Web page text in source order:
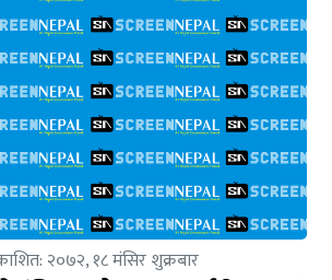
२०७२, १८ मंसिर शुक्रबार